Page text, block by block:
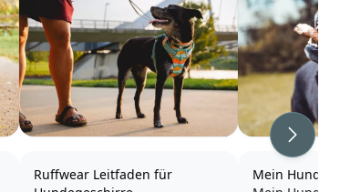
Ruffwear Leitfaden für
Mein Hund
Weiter